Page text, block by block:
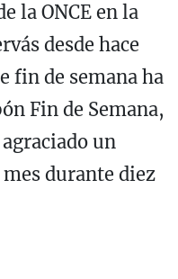
la ONCE en la
desde hace
fin de semana ha
Fin de Semana,
un
durante diez